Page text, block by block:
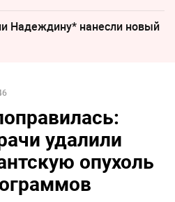
Надеждину* нанесли новый
удалили
опухоль